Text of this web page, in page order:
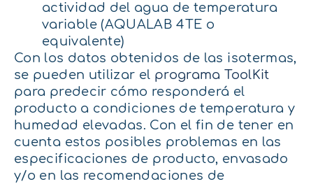
actividad del agua de temperatura
variable (AQUALAB 4TE o
equivalente)
Con los datos obtenidos de las isotermas,
se pueden utilizar el programa ToolKit
para predecir cómo responderá el
producto a condiciones de temperatura y
humedad elevadas. Con el fin de tener en
cuenta estos posibles problemas en las
especificaciones de producto, envasado
y/o en las recomendaciones de